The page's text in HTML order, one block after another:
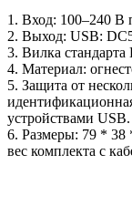
1. Вход: 100–240 В
2. Выход: USB:
3. Вилка стандарта
4. Материал:
5. Защита от
устройствами USB.
6. Размеры: 79 * 38
вес комплекта с